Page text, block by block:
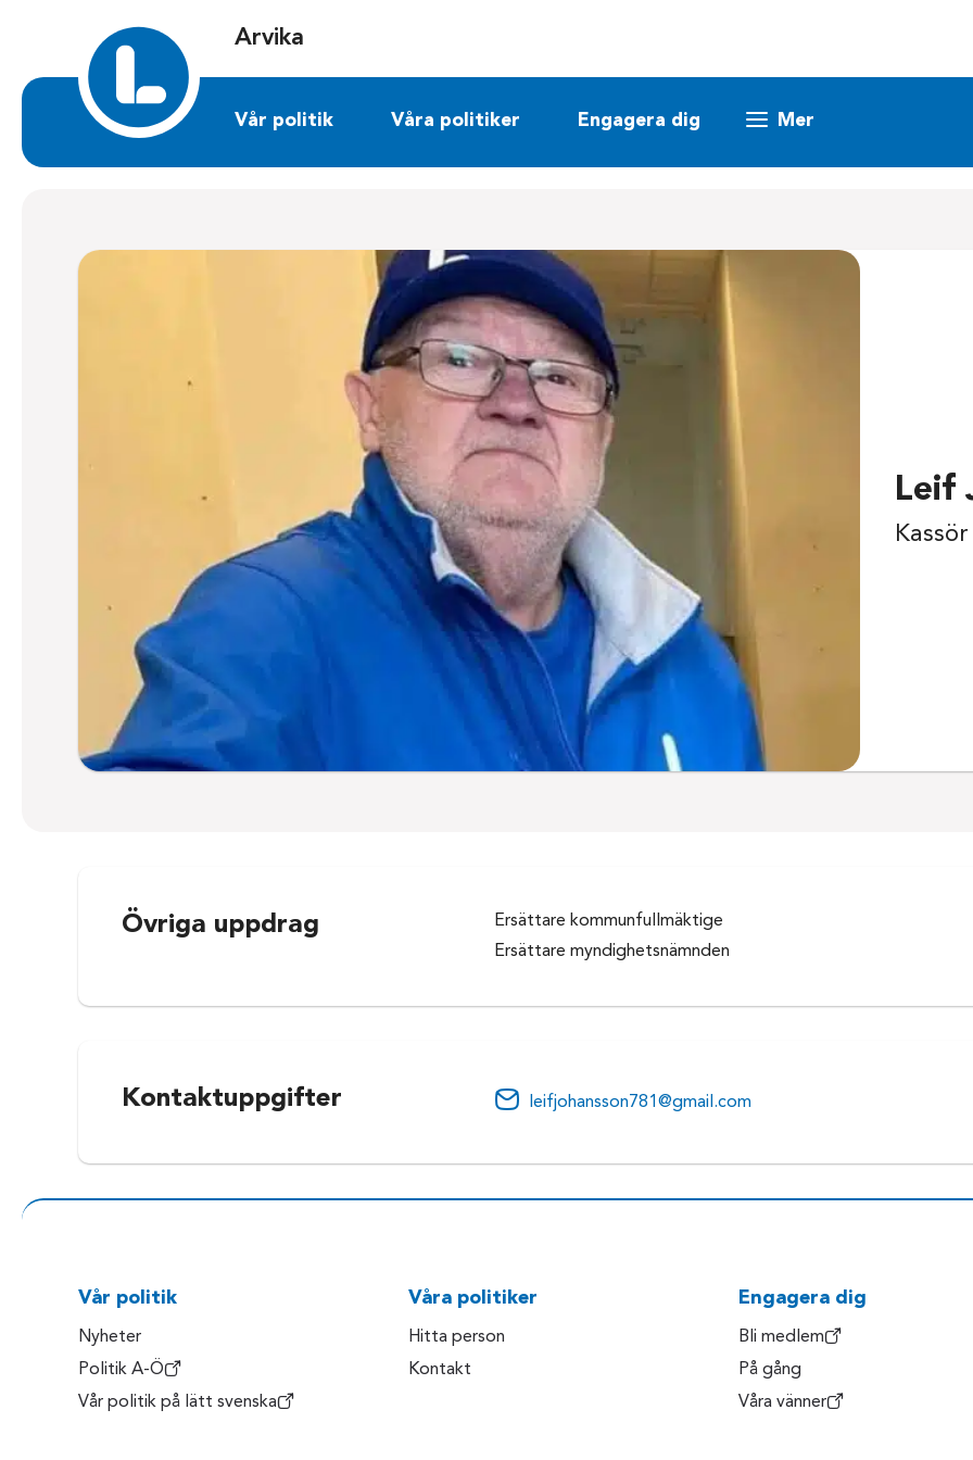
Arvika
Vår politik Våra politiker Engagera dig Mer
Leif
Kassör
Övriga uppdrag
Ersättare kommunfullmäktige
Ersättare myndighetsnämnden
Kontaktuppgifter leifjohansson781@gmail.com
Vår politik
Nyheter
Politik A-Ö
Vår politik på lätt svenska
Våra politiker
Hitta person
Kontakt
Engagera dig
Bli medlem
På gång
Våra vänner